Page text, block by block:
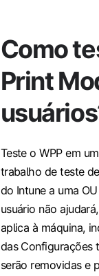
Como
Print
Teste o WPP em
trabalho de teste
do Intune a uma
usuário não
aplica à máquina,
das Configurações
serão removidas e